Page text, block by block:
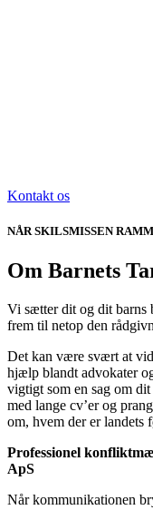
Kontakt os
NÅR SKILSMISSEN
Om Barnets
Vi sætter dit og dit barns
frem til netop den
Det kan være svært at
hjælp blandt advokater
vigtigt som en sag om
med lange cv’er og
om, hvem der er landets
Professionel
ApS
Når kommunikationen